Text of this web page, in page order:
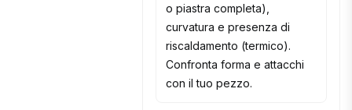
o piastra completa),
curvatura e presenza di
riscaldamento (termico).
Confronta forma e attacchi
con il tuo pezzo.